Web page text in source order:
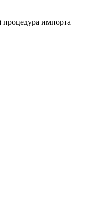
импорта